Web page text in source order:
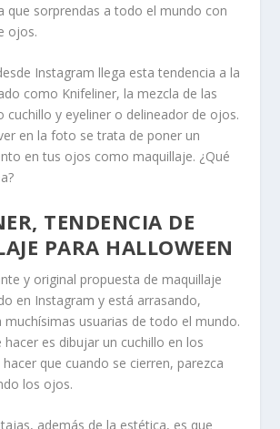
que sorprendas a todo el mundo con
ojos.
Instagram llega esta tendencia a la
como Knifeliner, la mezcla de las
cuchillo y eyeliner o delineador de ojos.
en la foto se trata de poner un
en tus ojos como maquillaje. ¿Qué
TENDENCIA DE
PARA HALLOWEEN
y original propuesta de maquillaje
en Instagram y está arrasando,
muchísimas usuarias de todo el mundo.
hacer es dibujar un cuchillo en los
que cuando se cierren, parezca
los ojos.
además de la estética, es que